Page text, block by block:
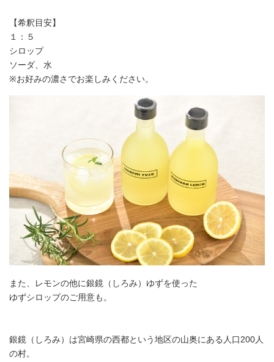
【希釈目安】
​１：５
​シロップ
ソーダ、水
※お好みの濃さでお楽しみください。
また、レモンの他に銀鏡（しろみ）ゆずを使った
ゆずシロップのご用意も。
銀鏡（しろみ）は宮崎県の西都という地区の山奥にある人口200人
の村。